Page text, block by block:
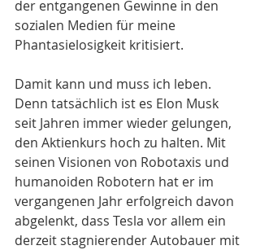
der entgangenen Gewinne in den
sozialen Medien für meine
Phantasielosigkeit kritisiert.
Damit kann und muss ich leben.
Denn tatsächlich ist es Elon Musk
seit Jahren immer wieder gelungen,
den Aktienkurs hoch zu halten. Mit
seinen Visionen von Robotaxis und
humanoiden Robotern hat er im
vergangenen Jahr erfolgreich davon
abgelenkt, dass Tesla vor allem ein
derzeit stagnierender Autobauer mit